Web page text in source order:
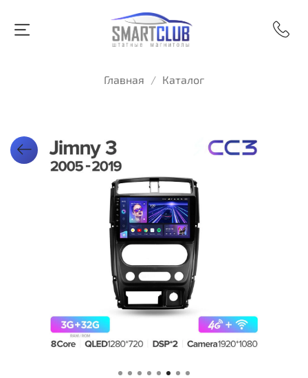
Главная Каталог